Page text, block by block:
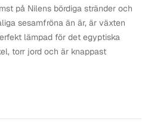
på Nilens bördiga stränder och
sesamfröna än är, är växten
lämpad för det egyptiska
torr jord och är knappast